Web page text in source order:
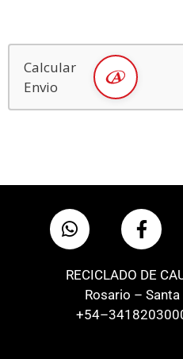
Calcular
Envio
RECICLADO DE
Rosario –